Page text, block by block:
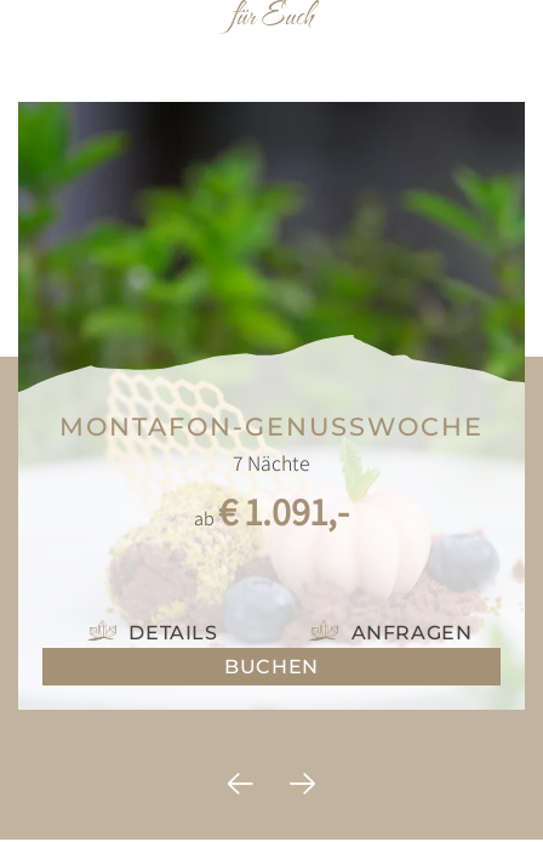
für Euch
MONTAFON-GENUSSWOCHE
7 Nächte
ab€ 1.091,-
DETAILS
ANFRAGEN
BUCHEN